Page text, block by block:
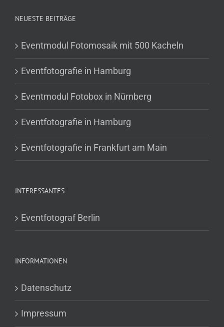
NEUESTE BEITRÄGE
Eventmodul Fotomosaik mit 500 Kacheln
Eventfotografie in Hamburg
Eventmodul Fotobox in Nürnberg
Eventfotografie in Hamburg
Eventfotografie in Frankfurt am Main
INTERESSANTES
Eventfotograf Berlin
INFORMATIONEN
Datenschutz
Impressum